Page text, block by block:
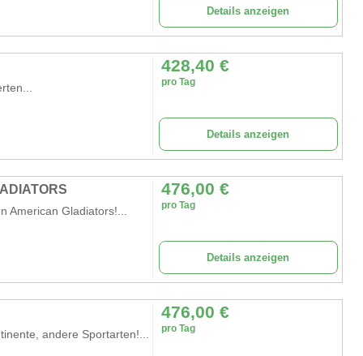
Details anzeigen
428,40 €
pro Tag
Details anzeigen
American Gladiators!...
476,00 €
pro Tag
Details anzeigen
andere Sportarten!...
476,00 €
pro Tag